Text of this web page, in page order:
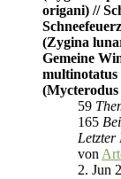
origani) //
(Zygina
Gemeine
multinotatus
(Mycterodus
59
165
Letzter
von
2. Jun